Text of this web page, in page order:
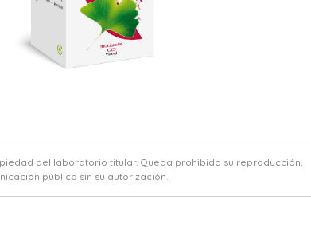
del laboratorio titular. Queda prohibida su reproducción,
pública sin su autorización.